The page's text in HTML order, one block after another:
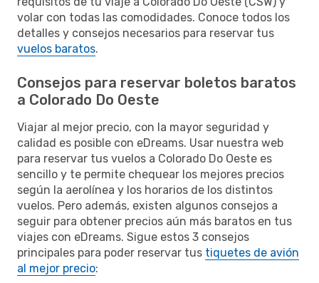
volar con todas las comodidades. Conoce todos los
detalles y consejos necesarios para reservar tus
vuelos baratos.
Consejos para reservar boletos baratos
a Colorado Do Oeste
Viajar al mejor precio, con la mayor seguridad y
calidad es posible con eDreams. Usar nuestra web
para reservar tus vuelos a Colorado Do Oeste es
sencillo y te permite chequear los mejores precios
según la aerolínea y los horarios de los distintos
vuelos. Pero además, existen algunos consejos a
seguir para obtener precios aún más baratos en tus
viajes con eDreams. Sigue estos 3 consejos
principales para poder reservar tus tiquetes de avión
al mejor precio: